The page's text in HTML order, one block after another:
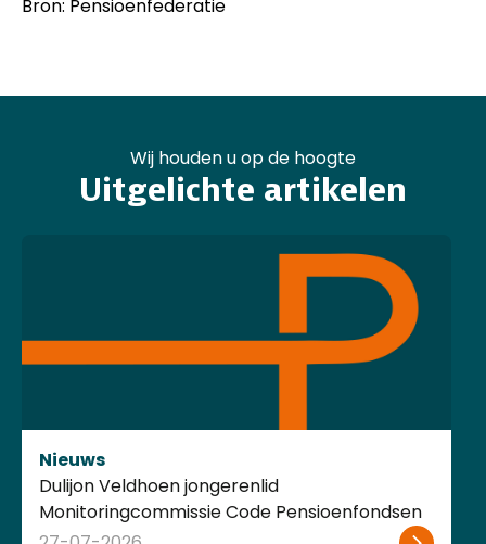
Bron: Pensioenfederatie
Wij houden u op de hoogte
Uitgelichte artikelen
Nieuws
Dulijon Veldhoen jongerenlid
Monitoringcommissie Code Pensioenfondsen